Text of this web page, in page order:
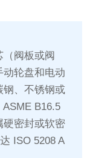
阀板或阀
动轮盘和电动
钢、不锈钢或
B16.5
硬密封或软密
ISO 5208 A